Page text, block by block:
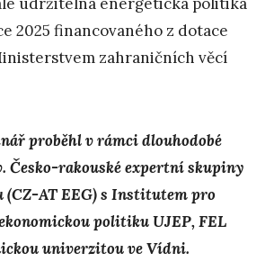
2025 financovaného z dotace
zahraničních věcí
proběhl v rámci dlouhodobé
Česko-rakouské expertní skupiny
(CZ-AT EEG) s Institutem pro
politiku UJEP, FEL
univerzitou ve Vídni.